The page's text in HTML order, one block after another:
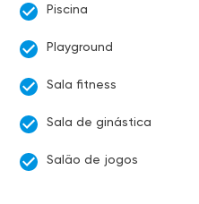
Piscina
Playground
Sala fitness
Sala de ginástica
Salão de jogos